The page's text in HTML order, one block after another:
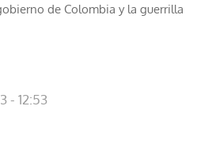
de Colombia y la guerrilla
- 12:53